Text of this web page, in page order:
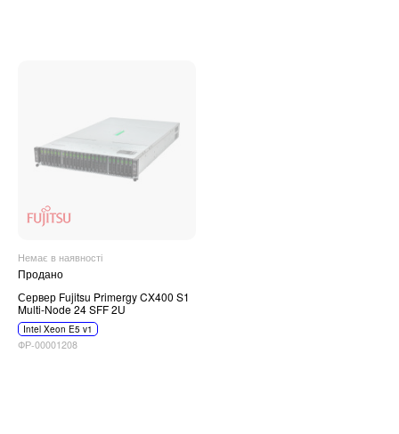
Немає в наявності
Продано
Сервер Fujitsu Primergy CX400 S1
Multi-Node 24 SFF 2U
Intel Xeon E5 v1
ФР-00001208